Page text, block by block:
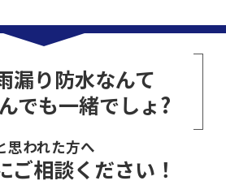
漏り防水なんて
でも一緒でしょ?
思われた方へ
ご相談ください！